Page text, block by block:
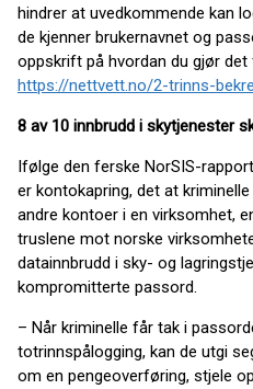
hindrer at uvedkommende kan
de kjenner brukernavnet og
oppskrift på hvordan du gjør
https://nettvett.no/2-trinns-
8 av 10 innbrudd i skytjenester
Ifølge den ferske NorSIS-
er kontokapring, det at
andre kontoer i en virksomhet,
truslene mot norske
datainnbrudd i sky- og
kompromitterte passord.
– Når kriminelle får tak i
totrinnspålogging, kan de utgi
om en pengeoverføring, stjele